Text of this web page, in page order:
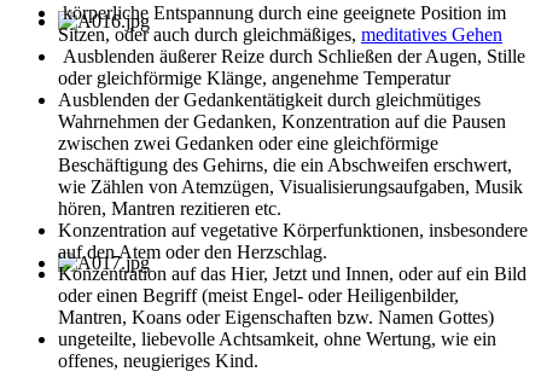
körperliche Entspannung durch eine geeignete Position im
Sitzen, oder auch durch gleichmäßiges, meditatives Gehen
Ausblenden äußerer Reize durch Schließen der Augen, Stille
oder gleichförmige Klänge, angenehme Temperatur
Ausblenden der Gedankentätigkeit durch gleichmütiges
Wahrnehmen der Gedanken, Konzentration auf die Pausen
zwischen zwei Gedanken oder eine gleichförmige
Beschäftigung des Gehirns, die ein Abschweifen erschwert,
wie Zählen von Atemzügen, Visualisierungsaufgaben, Musik
hören, Mantren rezitieren etc.
Konzentration auf vegetative Körperfunktionen, insbesondere
auf den Atem oder den Herzschlag.
Konzentration auf das Hier, Jetzt und Innen, oder auf ein Bild
oder einen Begriff (meist Engel- oder Heiligenbilder,
Mantren, Koans oder Eigenschaften bzw. Namen Gottes)
ungeteilte, liebevolle Achtsamkeit, ohne Wertung, wie ein
offenes, neugieriges Kind.